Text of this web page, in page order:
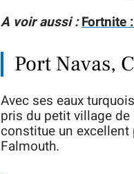
A voir aussi :Fortnite
Port Navas,
Avec ses eaux
pris du petit village de
constitue un
Falmouth.